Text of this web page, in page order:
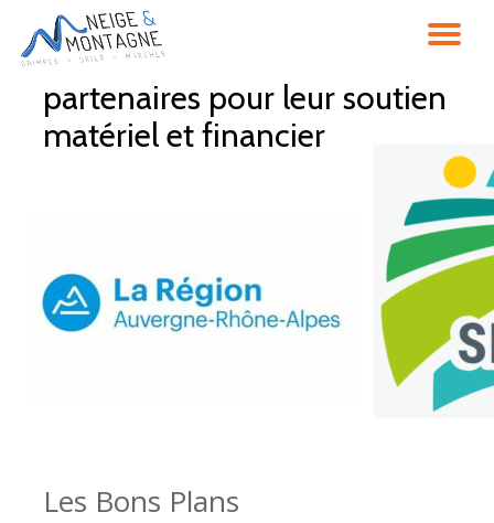
Aller
contenu
LA
Nous remercions nos
partenaires pour leur soutien
matériel et financier
Les Bons Plans